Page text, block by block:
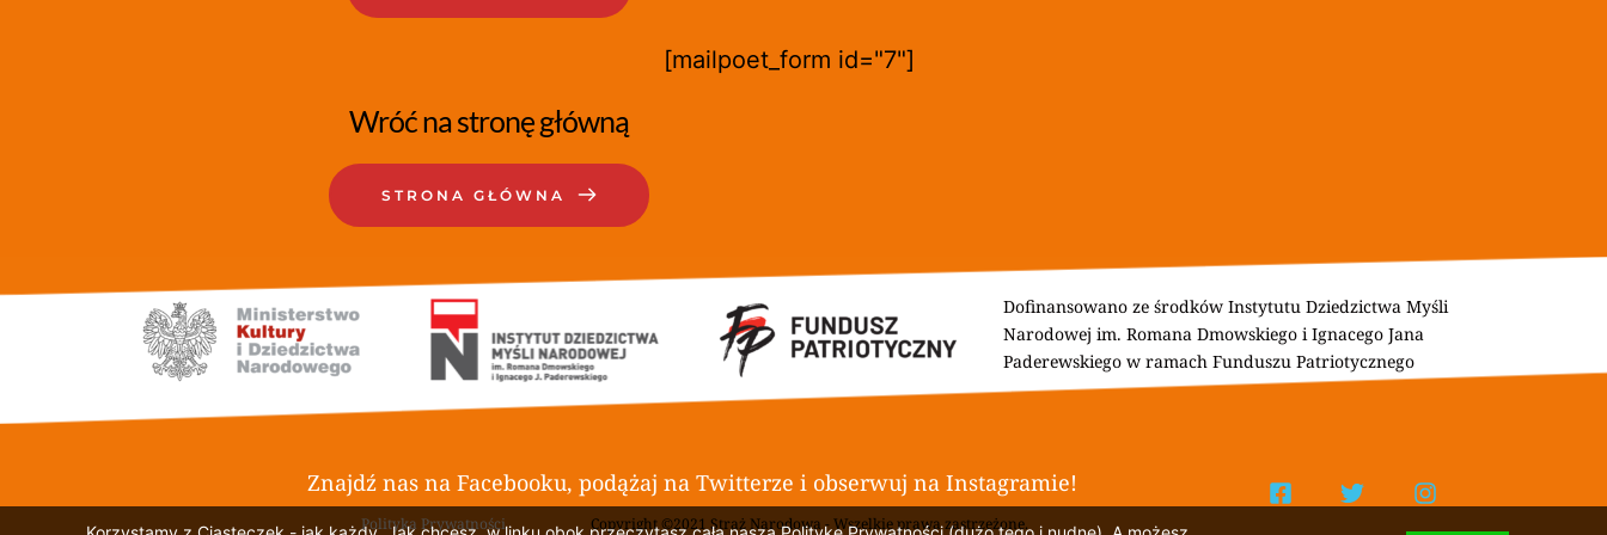
Wróć na stronę główną
STRONA GŁÓWNA
[mailpoet_form id="7"]
Dofinansowano ze środków Instytutu Dziedzictwa Myśli
Narodowej im. Romana Dmowskiego i Ignacego Jana
Paderewskiego w ramach Funduszu Patriotycznego
Znajdź nas na Facebooku, podążaj na Twitterze i obserwuj na Instagramie!
Polityka Prywatności
			Copyright ©2021 Straż Narodowa - Wszelkie prawa zastrzeżone.